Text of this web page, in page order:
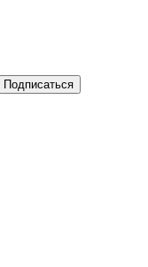
Подписаться